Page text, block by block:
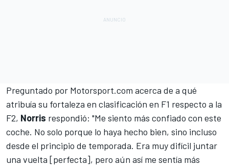
Preguntado por Motorsport.com acerca de a qué
atribuía su fortaleza en clasificación en F1 respecto a la
F2, Norris respondió: "Me siento más confiado con este
coche. No solo porque lo haya hecho bien, sino incluso
desde el principio de temporada. Era muy difícil juntar
una vuelta [perfecta], pero aún así me sentía más